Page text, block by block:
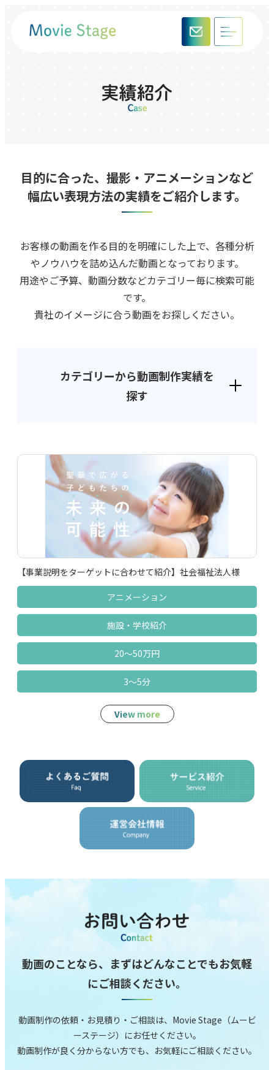
⽬的に合った、撮影‧アニメーションなど
幅広い表現⽅法の実績をご紹介します。
お客様の動画を作る⽬的を明確にした上で、各種分析
やノウハウを詰め込んだ動画となっております。
⽤途やご予算、動画分数などカテゴリー毎に検索可能
です。
貴社のイメージに合う動画をお探しください。
カテゴリーから動画制作実績を
探す
【事業説明をターゲットに合わせて紹介】社会福祉法人様
アニメーション
施設‧学校紹介
20～50万円
3～5分
View more
動画のことなら、まずはどんなことでもお気軽
にご相談ください。
動画制作の依頼‧お⾒積り‧ご相談は、Movie Stage（ムービ
ーステージ）にお任せください。
動画制作が良く分からない⽅でも、お気軽にご相談ください。